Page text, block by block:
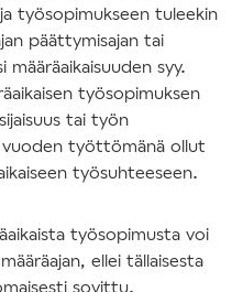
työsopimukseen tuleekin
päättymisajan tai
määräaikaisuuden syy.
työsopimuksen
tai työn
työttömänä ollut
työsuhteeseen.
työsopimusta voi
ellei tällaisesta
sovittu.